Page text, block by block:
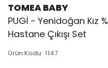
TOMEA BABY
PUGİ - Yenidoğan Kız
Hastane Çıkışı Set
Ürün Kodu: 1147